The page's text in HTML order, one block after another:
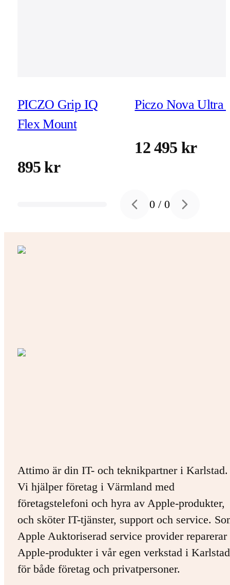
PICZO Grip IQ
Flex Mount
895 kr
Piczo Nova Ultra
12 495 kr
Previous slide
0 /0 Next slide
Attimo är din IT- och teknikpartner i Karlstad.
Vi hjälper företag i Värmland med
företagstelefoni och hyra av Apple-produkter,
och sköter IT-tjänster, support och service.
Apple Auktoriserad service provider
Apple-produkter i vår egen verkstad i
för både företag och privatpersoner.